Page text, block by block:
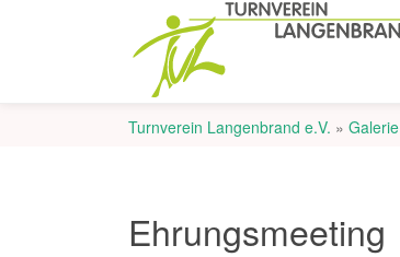
Turnverein Langenbrand e.V. » Galerie
Ehrungsmeeting